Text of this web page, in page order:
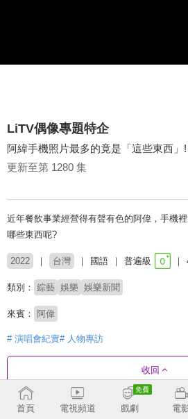
LiTV偶像專題特企
阿緯手機照片最多的竟是「這些東西」!
更新至第 1280 集
近年餐飲事業經營得有聲有色的阿偉，手機
哪些東西呢?
2022 台灣 國語 普遍級
類別： 綜藝 娛樂 娛樂新聞
來賓： 阿偉
# 演唱會紀實# 人物專訪
收回
劇集列表
首頁 電視頻道 戲劇 電